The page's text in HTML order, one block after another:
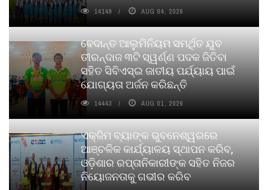
14149 AUG 04, 2026
ବେଦାନ୍ତ ଆଲୁମିନିୟମ ସମର୍ଥିତ ଯୁବ
ତୀରନ୍ଦାଜ ୩ଟି ସ୍ୱର୍ଣ୍ଣ ପଦକ ଜିତିବା
ସହିତ ସିବିଏସ୍ଇ ଜାତୀୟ ପର୍ଯ୍ୟାୟ ପାଇଁ
ଯୋଗ୍ୟତା ଅର୍ଜନ କରିଛନ୍ତି
14443 AUG 01, 2026
ଏକ୍ଜିମ ବ୍ୟାଙ୍କ ଭୁବନେଶ୍ୱରରେ
ଆଞ୍ଚଳିକ କାର୍ଯ୍ୟାଳୟ ସ୍ଥାପନ କରିବ,
ଓଡ଼ିଶାର ରପ୍ତାନିକାରୀଙ୍କ ସହିତ ନିଜର
ନିୟୋଜନତାକୁ ଗଭୀର କରିବ